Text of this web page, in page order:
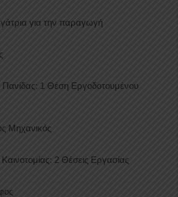
για την παραγωγή
1 Θέση Eργοδοτουμένου
Μηχανικός
2 Θέσεις Εργασίας